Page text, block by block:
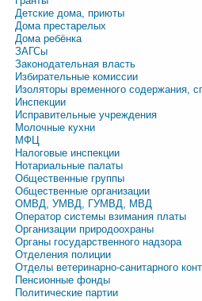
Детские дома, приюты
Дома престарелых
Дома ребёнка
ЗАГСы
Законодательная власть
Избирательные комиссии
Изоляторы временного содержания,
Инспекции
Исправительные учреждения
Молочные кухни
МФЦ
Налоговые инспекции
Нотариальные палаты
Общественные группы
Общественные организации
ОМВД, УМВД, ГУМВД, МВД
Оператор системы взимания платы
Организации природоохраны
Органы государственного надзора
Отделения полиции
Отделы ветеринарно-санитарного
Пенсионные фонды
Политические партии